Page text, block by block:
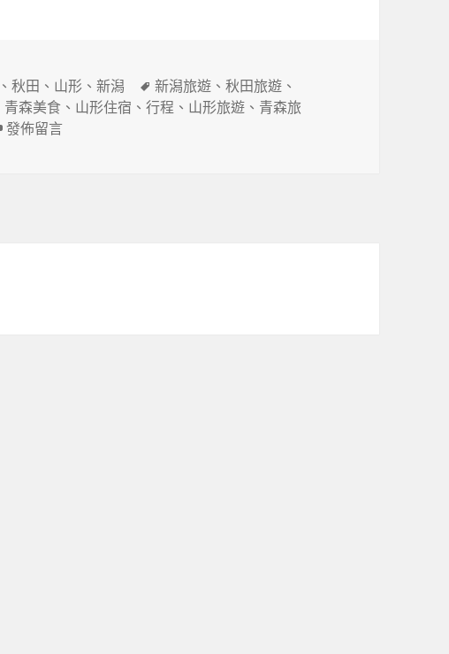
、秋田 、 山形 、新潟
標
籤
新潟旅遊 、秋田旅遊 、
青森美食 、 山形住宿 、行程 、 山形旅遊 、 青森旅
在〈北前(新瀉-山形-秋田-青森)7日遊行程〉
發佈留言